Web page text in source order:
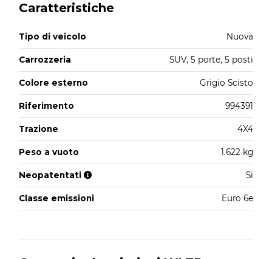
Caratteristiche
Tipo di veicolo Nuova
Carrozzeria SUV, 5 porte, 5 posti
Colore esterno Grigio Scisto
Riferimento 994391
Trazione 4X4
Peso a vuoto 1.622 kg
Neopatentati Si
Classe emissioni Euro 6e